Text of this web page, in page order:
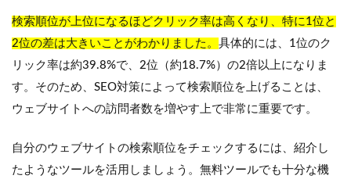
検索順位が上位になるほどクリック率は高くなり、特に1位と
2位の差は大きいことがわかりました。 具体的には、1位のク
リック率は約39.8%で、2位（約18.7%）の2倍以上になりま
す。そのため、SEO対策によって検索順位を上げることは、
ウェブサイトへの訪問者数を増やす上で非常に重要です。
自分のウェブサイトの検索順位をチェックするには、紹介し
たようなツールを活用しましょう。無料ツールでも十分な機